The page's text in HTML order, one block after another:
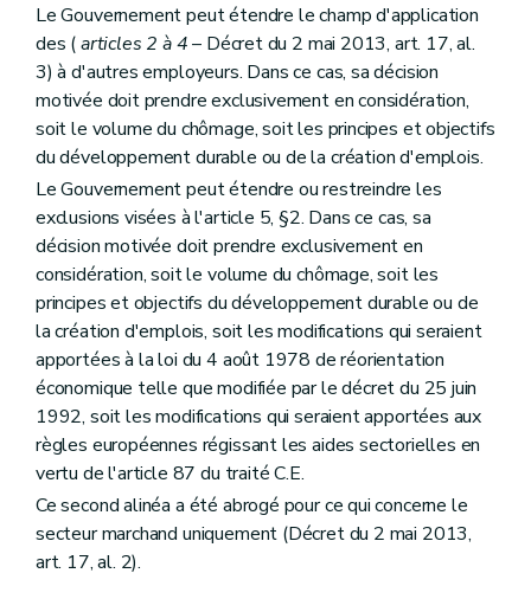
Le Gouvernement peut étendre le champ d'application
des (articles 2 à 4– Décret du 2 mai 2013, art. 17, al.
3) à d'autres employeurs. Dans ce cas, sa décision
motivée doit prendre exclusivement en considération,
soit le volume du chômage, soit les principes et objectifs
du développement durable ou de la création d'emplois.
Le Gouvernement peut étendre ou restreindre les
exclusions visées à l'article 5, §2. Dans ce cas, sa
décision motivée doit prendre exclusivement en
considération, soit le volume du chômage, soit les
principes et objectifs du développement durable ou de
la création d'emplois, soit les modifications qui seraient
apportées à la loi du 4 août 1978 de réorientation
économique telle que modifiée par le décret du 25 juin
1992, soit les modifications qui seraient apportées aux
règles européennes régissant les aides sectorielles en
vertu de l'article 87 du traité C.E.
Ce second alinéa a été abrogé pour ce qui concerne le
secteur marchand uniquement (Décret du 2 mai 2013,
art. 17, al. 2).